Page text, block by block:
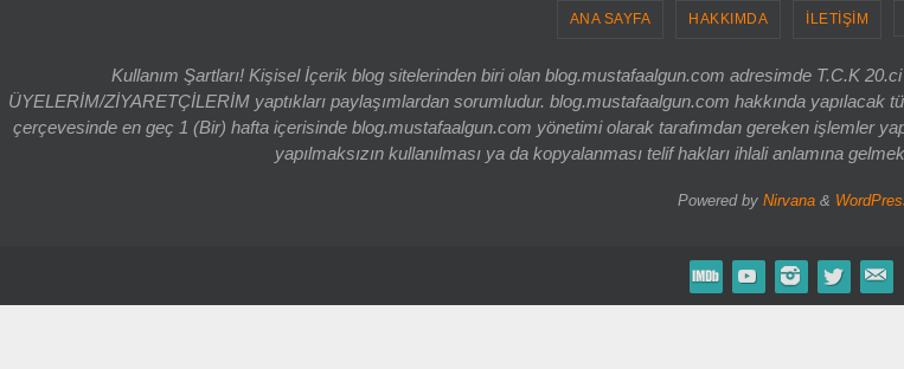
ANA SAYFA HAKKIMDA İLETİŞİM
Kullanım Şartları! Kişisel İçerik blog sitelerinden biri olan blog.mustafaalgun.com adresimde T.C.K
ÜYELERİM/ZİYARETÇİLERİM yaptıkları paylaşımlardan sorumludur. blog.mustafaalgun.com hakkında
çerçevesinde en geç 1 (Bir) hafta içerisinde blog.mustafaalgun.com yönetimi olarak tarafımdan gereken işlemler
yapılmaksızın kullanılması ya da kopyalanması telif hakları ihlali anlamına
Powered by Nirvana&